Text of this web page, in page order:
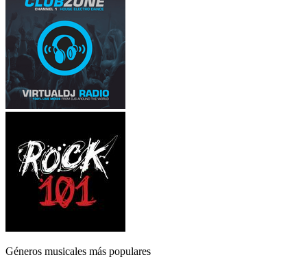
Géneros musicales más populares